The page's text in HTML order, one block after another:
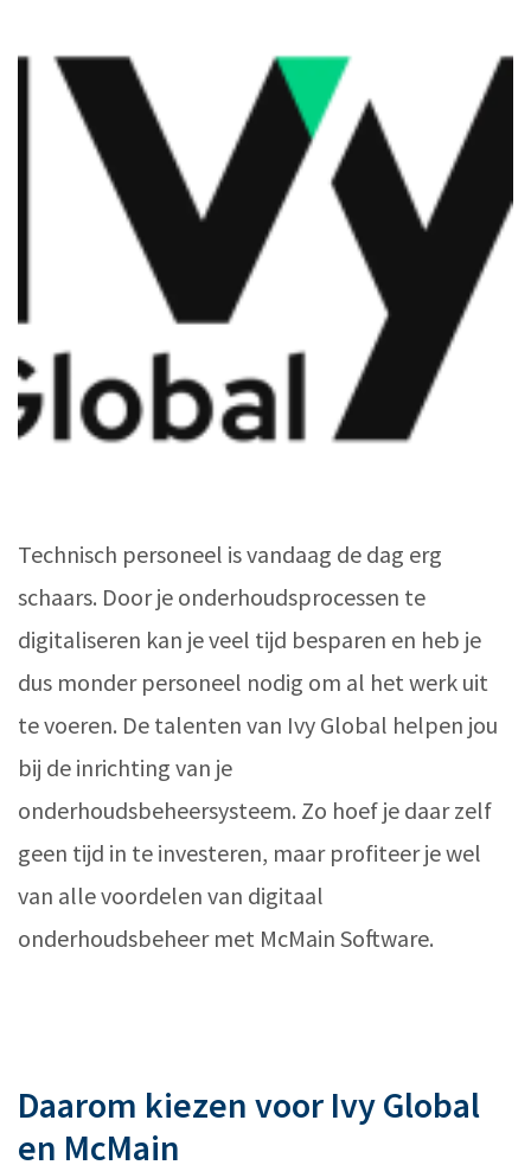
Technisch personeel is vandaag de dag erg
schaars. Door je onderhoudsprocessen te
digitaliseren kan je veel tijd besparen en heb je
dus monder personeel nodig om al het werk uit
te voeren. De talenten van Ivy Global helpen jou
bij de inrichting van je
onderhoudsbeheersysteem. Zo hoef je daar zelf
geen tijd in te investeren, maar profiteer je wel
van alle voordelen van digitaal
onderhoudsbeheer met McMain Software.
Daarom kiezen voor Ivy Global
en McMain